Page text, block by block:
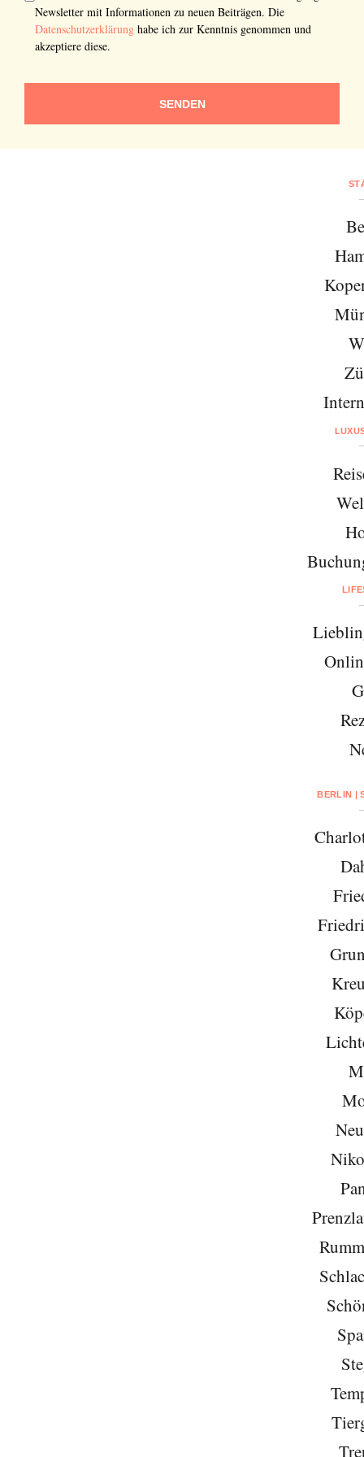
Newsletter mit Informationen zu neuen Beiträgen. Die
Datenschutzerklärung habe ich zur Kenntnis genommen und
akzeptiere diese.
SENDEN
BERLIN |